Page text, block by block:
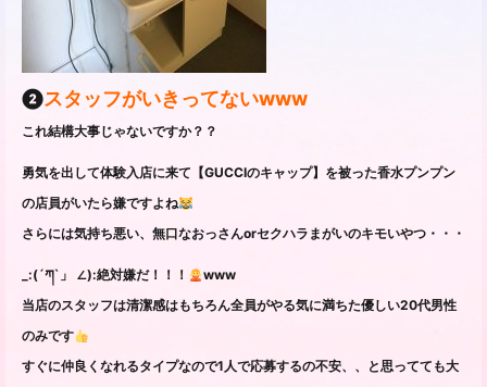
❷スタッフがいきってないwww
これ結構大事じゃないですか？？
勇気を出して体験入店に来て【GUCCIのキャップ】を被った香水プンプン
の店員がいたら嫌ですよね
さらには気持ち悪い、無口なおっさんorセクハラまがいのキモいやつ・・・
_:(´ཀ`」 ∠):絶対嫌だ！！！
www
当店のスタッフは清潔感はもちろん全員がやる気に満ちた優しい20代男性
のみです
すぐに仲良くなれるタイプなので1人で応募するの不安、、と思ってても大